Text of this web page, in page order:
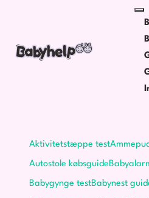
Aktivitetstæppe test
Autostole købsguide
Babygynge testBabynest